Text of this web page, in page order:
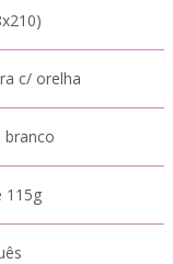
c/ orelha
branco
115g